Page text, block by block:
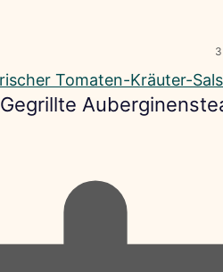
Gegrillte